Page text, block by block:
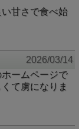
って変わり
期限となり
甘さで食べ始
2026/03/14
ームページで
て虜になりま